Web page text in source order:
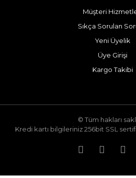
Müşteri
Sıkça Sorulan
Yeni Üyelik
Üye Girişi
Kargo Takibi
© Tüm hakları
Kredi kartı bilgileriniz 256bit SSL